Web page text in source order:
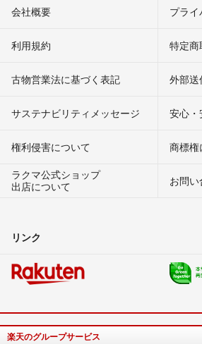
会社概要 プラ
利用規約 特定
古物営業法に基づく表記 外部送
サステナビリティメッセージ 安心・
権利侵害について
商標権
ラクマ公式ショップ
出店について
お問
リンク
楽天のグループサービス